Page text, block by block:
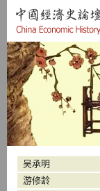
吴承明
游修龄